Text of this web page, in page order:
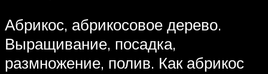
Абрикос, абрикосовое дерево.
Выращивание, посадка,
размножение, полив. Как абрикос